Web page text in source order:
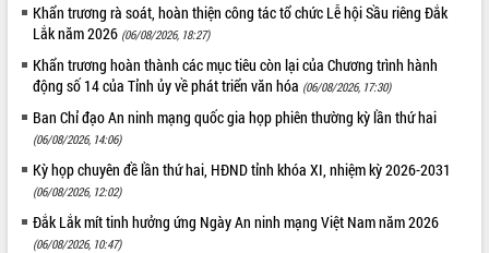
Khẩn trương rà soát, hoàn thiện công tác tổ chức Lễ hội Sầu riêng Đắk
Lắk năm 2026 (06/08/2026, 18:27)
Khẩn trương hoàn thành các mục tiêu còn lại của Chương trình hành
động số 14 của Tỉnh ủy về phát triển văn hóa (06/08/2026, 17:30)
Ban Chỉ đạo An ninh mạng quốc gia họp phiên thường kỳ lần thứ hai
(06/08/2026, 14:06)
Kỳ họp chuyên đề lần thứ hai, HĐND tỉnh khóa XI, nhiệm kỳ 2026-2031
(06/08/2026, 12:02)
Đắk Lắk mít tinh hưởng ứng Ngày An ninh mạng Việt Nam năm 2026
(06/08/2026, 10:47)